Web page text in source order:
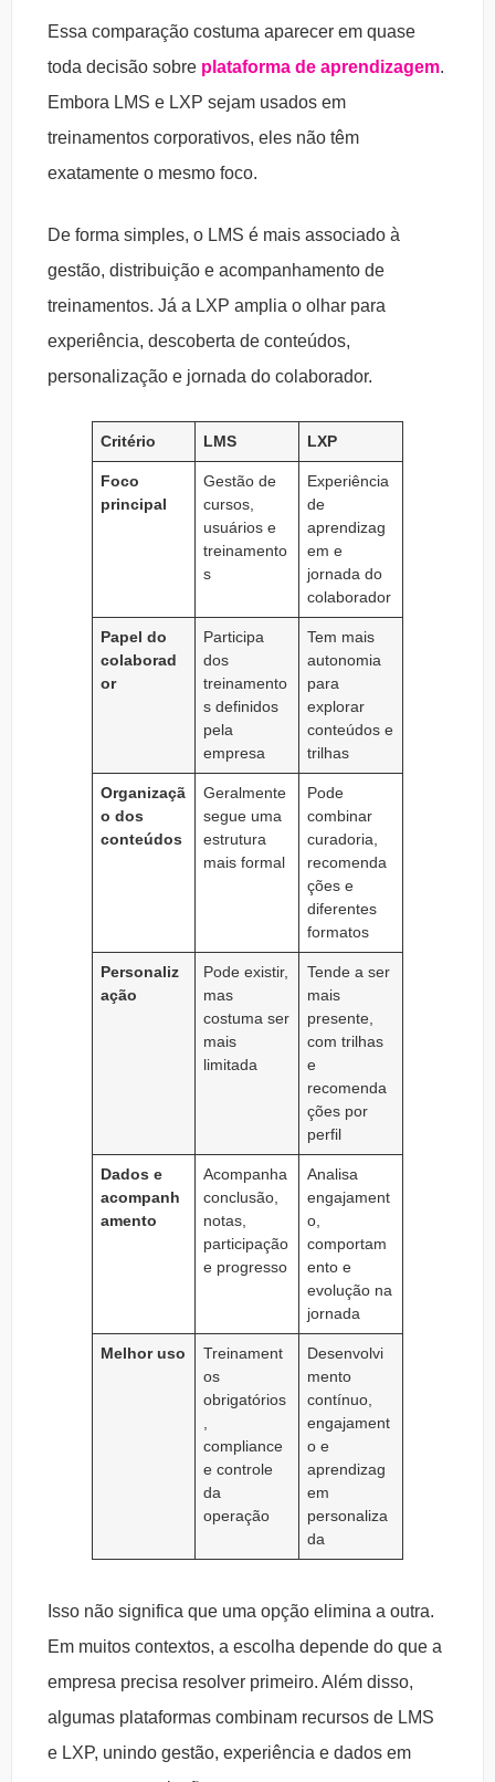
Essa comparação costuma aparecer em quase
toda decisão sobre plataforma de aprendizagem.
Embora LMS e LXP sejam usados em
treinamentos corporativos, eles não têm
exatamente o mesmo foco.
De forma simples, o LMS é mais associado à
gestão, distribuição e acompanhamento de
treinamentos. Já a LXP amplia o olhar para
experiência, descoberta de conteúdos,
personalização e jornada do colaborador.
Critério LMS LXP
Foco
principal
Gestão de
cursos,
usuários e
treinamento
s
Experiência
de
aprendizag
em e
jornada do
colaborador
Papel do
colaborad
or
Participa
dos
treinamento
s definidos
pela
empresa
Tem mais
autonomia
para
explorar
conteúdos e
trilhas
Organizaçã
o dos
conteúdos
Geralmente
segue uma
estrutura
mais formal
Pode
combinar
curadoria,
recomenda
ções e
diferentes
formatos
Personaliz
ação
Pode existir,
mas
costuma ser
mais
limitada
Tende a ser
mais
presente,
com trilhas
e
recomenda
ções por
perfil
Dados e
acompanh
amento
Acompanha
conclusão,
notas,
participação
e progresso
Analisa
engajament
o,
comportam
ento e
evolução na
jornada
Melhor uso
Treinament
os
obrigatórios
compliance
e controle
da
operação
Desenvolvi
mento
contínuo,
engajament
o e
aprendizag
em
personaliza
da
Isso não significa que uma opção elimina a outra.
Em muitos contextos, a escolha depende do que a
empresa precisa resolver primeiro. Além disso,
algumas plataformas combinam recursos de LMS
e LXP, unindo gestão, experiência e dados em